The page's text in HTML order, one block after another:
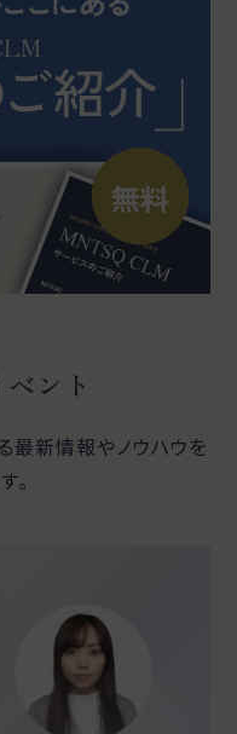
ント
最新情報やノウハウを
。